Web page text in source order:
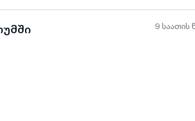
9 საათის